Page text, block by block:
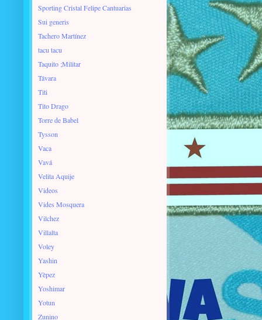
Sporting Cristal Felipe Cantuarias
Sui generis
Tachero Martínez
tacu tacu
Taquito ;Militar
Távara
Titi
Tito Drago
Torre de Babel
Tysson
Vaca
Vavá
Velita Aquije
Videos
Vides Mosquera
Vilchez
Villalta
Voley
Yashin
Yèpez
Yoshimar
Yotun
Zunino